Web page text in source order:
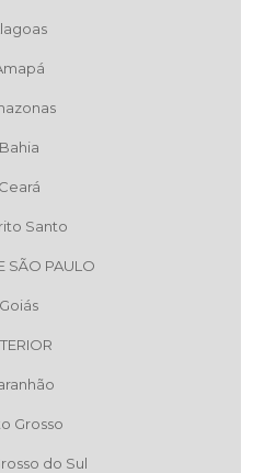
Bahia
Ceará
Santo
SÃO PAULO
Goiás
Grosso
do Sul